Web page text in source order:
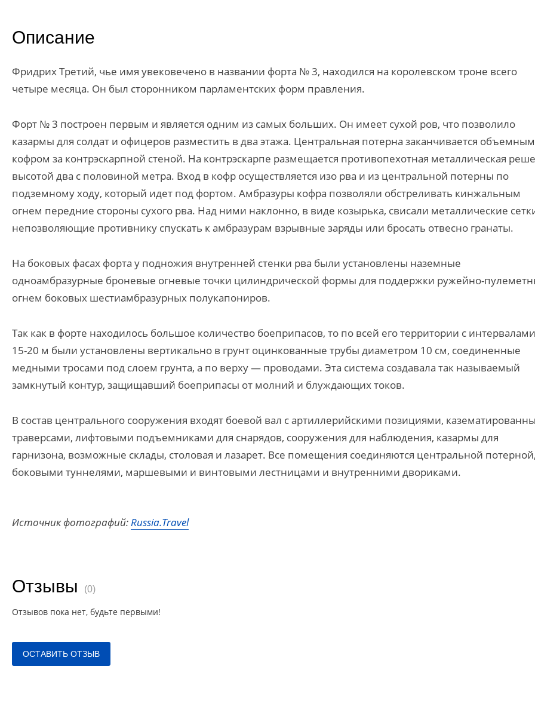
Описание
Фридрих Третий, чье имя увековечено в названии форта № 3, находился на королевском троне всего
четыре месяца. Он был сторонником парламентских форм правления.
Форт № 3 построен первым и является одним из самых больших. Он имеет сухой ров, что позволило
казармы для солдат и офицеров разместить в два этажа. Центральная потерна заканчивается объемным
кофром за контрэскарпной стеной. На контрэскарпе размещается противопехотная металлическая
высотой два с половиной метра. Вход в кофр осуществляется изо рва и из центральной потерны по
подземному ходу, который идет под фортом. Амбразуры кофра позволяли обстреливать кинжальным
огнем передние стороны сухого рва. Над ними наклонно, в виде козырька, свисали металлические
непозволяющие противнику спускать к амбразурам взрывные заряды или бросать отвесно гранаты.
На боковых фасах форта у подножия внутренней стенки рва были установлены наземные
одноамбразурные броневые огневые точки цилиндрической формы для поддержки ружейно-
огнем боковых шестиамбразурных полукапониров.
Так как в форте находилось большое количество боеприпасов, то по всей его территории с интервалами
15-20 м были установлены вертикально в грунт оцинкованные трубы диаметром 10 см, соединенные
медными тросами под слоем грунта, а по верху — проводами. Эта система создавала так называемый
замкнутый контур, защищавший боеприпасы от молний и блуждающих токов.
В состав центрального сооружения входят боевой вал с артиллерийскими позициями,
траверсами, лифтовыми подъемниками для снарядов, сооружения для наблюдения, казармы для
гарнизона, возможные склады, столовая и лазарет. Все помещения соединяются центральной
боковыми туннелями, маршевыми и винтовыми лестницами и внутренними двориками.
Источник фотографий:Russia.Travel
Отзывы (0)
Отзывов пока нет, будьте первыми!
ОСТАВИТЬ ОТЗЫВ